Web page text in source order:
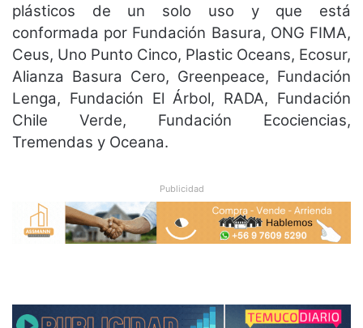
plásticos de un solo uso y que está
conformada por Fundación Basura, ONG FIMA,
Ceus, Uno Punto Cinco, Plastic Oceans, Ecosur,
Alianza Basura Cero, Greenpeace, Fundación
Lenga, Fundación El Árbol, RADA, Fundación
Chile Verde, Fundación Ecociencias,
Tremendas y Oceana.
Publicidad